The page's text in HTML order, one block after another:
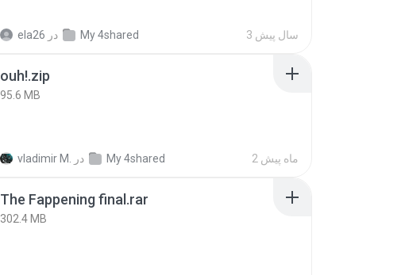
ela26 در My 4shared 3 سال پیش
ouh!.zip
95.6 MB
vladimir M. در My 4shared 2 ماه پیش
The Fappening final.rar
302.4 MB